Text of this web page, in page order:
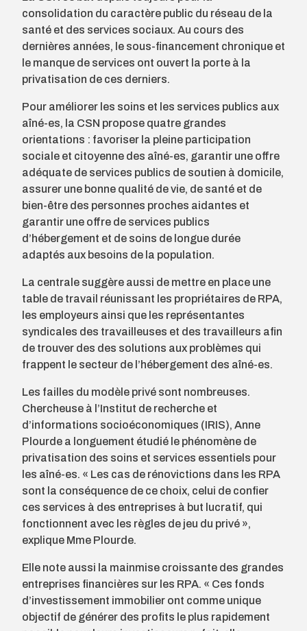
consolidation du caractère public du réseau de la
santé et des services sociaux. Au cours des
dernières années, le sous-financement chronique et
le manque de services ont ouvert la porte à la
privatisation de ces derniers.
Pour améliorer les soins et les services publics aux
aîné-es, la CSN propose quatre grandes
orientations : favoriser la pleine participation
sociale et citoyenne des aîné-es, garantir une offre
adéquate de services publics de soutien à domicile,
assurer une bonne qualité de vie, de santé et de
bien-être des personnes proches aidantes et
garantir une offre de services publics
d’hébergement et de soins de longue durée
adaptés aux besoins de la population.
La centrale suggère aussi de mettre en place une
table de travail réunissant les propriétaires de RPA,
les employeurs ainsi que les représentantes
syndicales des travailleuses et des travailleurs afin
de trouver des des solutions aux problèmes qui
frappent le secteur de l’hébergement des aîné-es.
Les failles du modèle privé sont nombreuses.
Chercheuse à l’Institut de recherche et
d’informations socioéconomiques (IRIS), Anne
Plourde a longuement étudié le phénomène de
privatisation des soins et services essentiels pour
les aîné-es. « Les cas de rénovictions dans les RPA
sont la conséquence de ce choix, celui de confier
ces services à des entreprises à but lucratif, qui
fonctionnent avec les règles de jeu du privé »,
explique Mme Plourde.
Elle note aussi la mainmise croissante des grandes
entreprises financières sur les RPA. « Ces fonds
d’investissement immobilier ont comme unique
objectif de générer des profits le plus rapidement